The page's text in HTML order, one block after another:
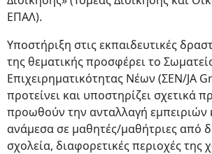
ΕΠΑΛ).
Υποστήριξη στις εκπαιδευτικές
της θεματικής προσφέρει το
Επιχειρηματικότητας Νέων (ΣΕΝ/JA
προτείνει και υποστηρίζει σχετικά
προωθούν την ανταλλαγή εμπειριών
ανάμεσα σε μαθητές/μαθήτριες από
σχολεία, διαφορετικές περιοχές της